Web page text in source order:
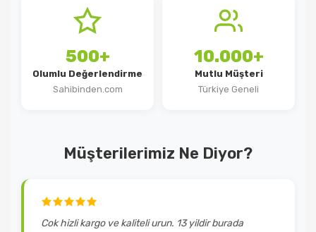
500+
Olumlu Değerlendirme
Sahibinden.com
10.000+
Mutlu Müşteri
Türkiye Geneli
Müşterilerimiz Ne Diyor?
Cok hizli kargo ve kaliteli urun. 13 yildir burada